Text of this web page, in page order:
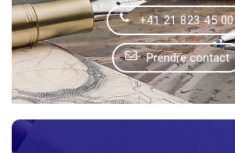
+41 21 823 45 00
Prendre contact